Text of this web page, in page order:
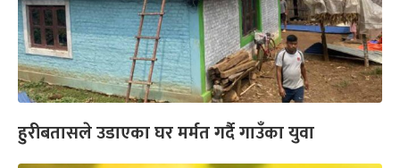
हुरीबतासले उडाएका घर मर्मत गर्दै गाउँका युवा